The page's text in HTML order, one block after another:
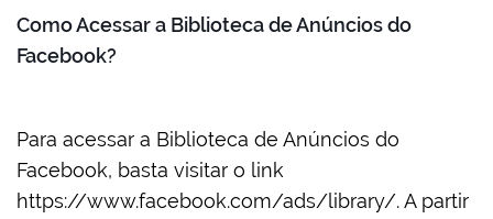
Como Acessar a Biblioteca de Anúncios do
Facebook?
Para acessar a Biblioteca de Anúncios do
Facebook, basta visitar o link
https://www.facebook.com/ads/library/. A partir